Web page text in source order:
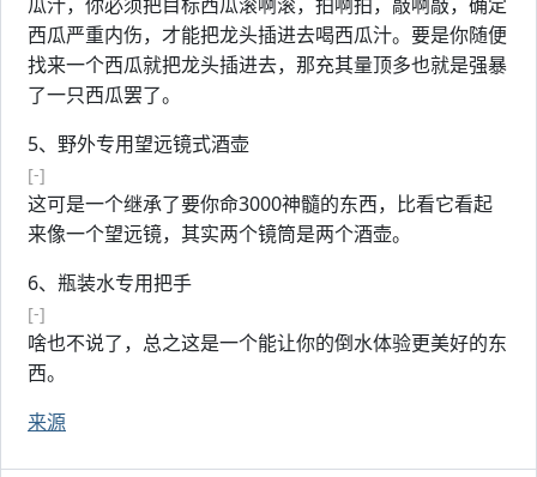
西瓜严重内伤，才能把龙头插进去喝西瓜汁。要是你随便
找来一个西瓜就把龙头插进去，那充其量顶多也就是强暴
了一只西瓜罢了。
5、野外专用望远镜式酒壶
[-]
这可是一个继承了要你命3000神髓的东西，比看它看起
来像一个望远镜，其实两个镜筒是两个酒壶。
6、瓶装水专用把手
[-]
啥也不说了，总之这是一个能让你的倒水体验更美好的东
西。
来源